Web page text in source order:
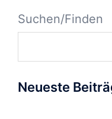
Suchen/Finden
Neueste